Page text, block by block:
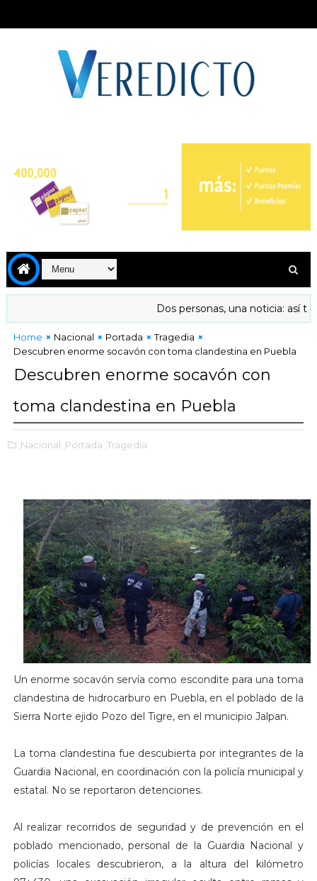
Dos personas, una noticia: así
en tiempos de fractura social
Home Nacional Portada
Tragedia
Descubren enorme socavón con toma clandestina en Puebla
Descubren enorme socavón con
toma clandestina en Puebla
,Nacional ,Portada ,Tragedia
Un enorme socavón servía como escondite para una toma
clandestina de hidrocarburo en Puebla, en el poblado de la
Sierra Norte ejido Pozo del Tigre, en el municipio Jalpan.
La toma clandestina fue descubierta por integrantes de la
Guardia Nacional, en coordinación con la policía municipal y
estatal. No se reportaron detenciones.
Al realizar recorridos de seguridad y de prevención en el
poblado mencionado, personal de la Guardia Nacional y
policías locales descubrieron, a la altura del kilómetro